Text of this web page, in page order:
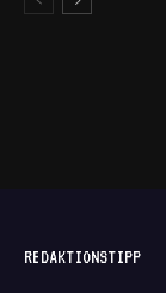
REDAKTIONSTIPP